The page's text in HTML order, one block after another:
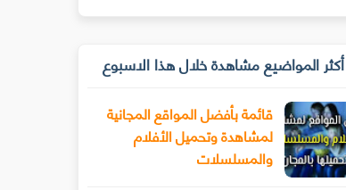
أكثر المواضيع مشاهدة خلال هذا الاسبوع
قائمة بأفضل المواقع المجانية
لمشاهدة وتحميل الأفلام
والمسلسلات